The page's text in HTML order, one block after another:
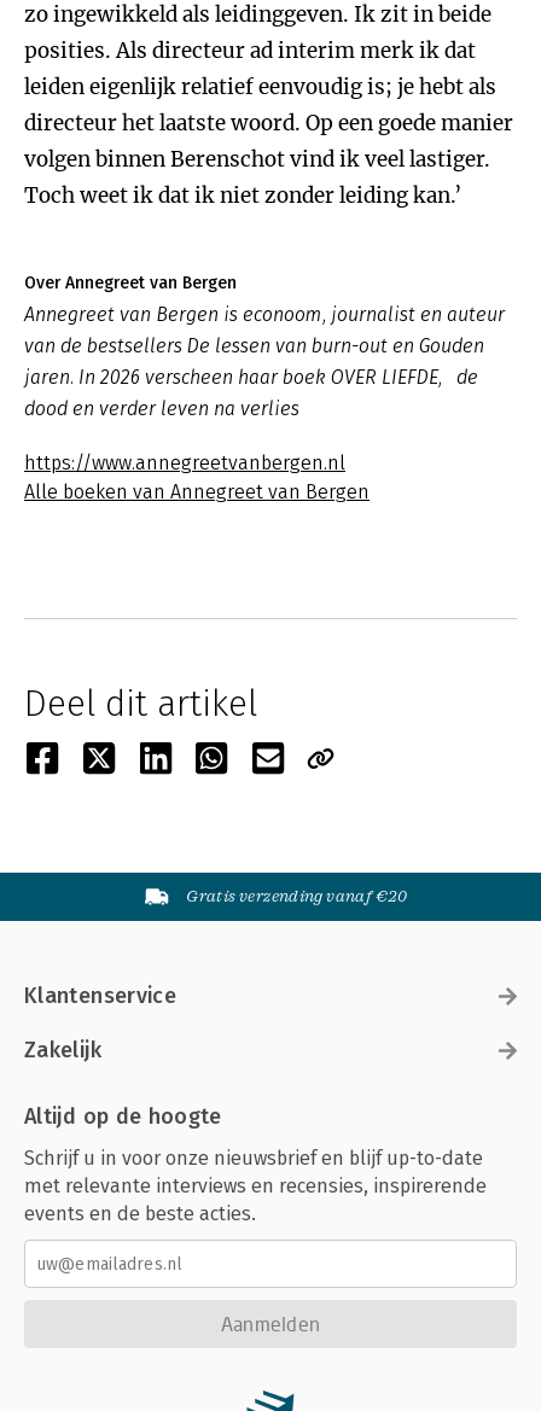
zo ingewikkeld als leidinggeven. Ik zit in beide
posities. Als directeur ad interim merk ik dat
leiden eigenlijk relatief eenvoudig is; je hebt als
directeur het laatste woord. Op een goede manier
volgen binnen Berenschot vind ik veel lastiger.
Toch weet ik dat ik niet zonder leiding kan.’
Over Annegreet van Bergen
Annegreet van Bergen is econoom, journalist en auteur
van de bestsellers De lessen van burn-out en Gouden
jaren. In 2026 verscheen haar boek OVER LIEFDE, de
dood en verder leven na verlies
https://www.annegreetvanbergen.nl
Alle boeken van Annegreet van Bergen
Deel dit artikel
Gratis verzending vanaf €20
Klantenservice
Zakelijk
Altijd op de hoogte
Schrijf u in voor onze nieuwsbrief en blijf up-to-date
met relevante interviews en recensies, inspirerende
events en de beste acties.
Aanmelden